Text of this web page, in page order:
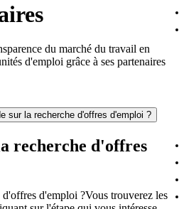
du marché du travail en
d'emploi grâce à ses partenaires
sur la recherche d'offres d'emploi ?
recherche d'offres
d'offres d'emploi ?Vous trouverez les